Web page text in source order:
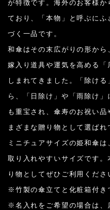
が特徴です。海外のお客様
ており、「本物」と呼ぶに
づく一品です。
和傘はその末広がりの形から
嫁入り道具や運気を高める
しまれてきました。「除け
ら、「日除け」や「雨除け
も重宝され、傘寿のお祝い品
まざまな贈り物として選ばれ
ミニチュアサイズの姫和傘
取り入れやすいサイズです
り物としてぜひご利用くださ
※竹製の傘立てと化粧箱付き
※名入れをご希望の場合は、